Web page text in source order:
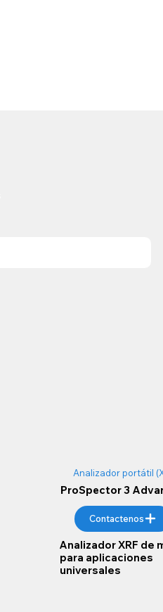
Analizador portátil
ProSpector 3
Analizador XRF de
para aplicaciones
universales
Contactenos